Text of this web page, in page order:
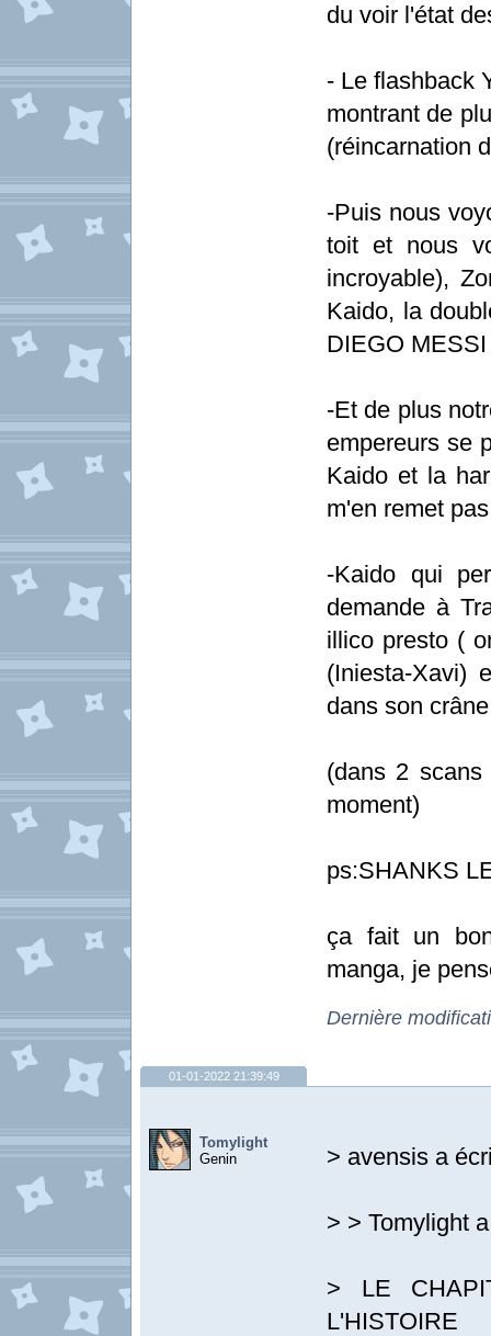
du voir l'état
- Le flashback
montrant de
(réincarnation
-Puis nous
toit et nous
incroyable),
Kaido, la
DIEGO
-Et de plus
empereurs se
Kaido et la
m'en remet
-Kaido qui
demande à
illico presto (
(Iniesta-Xavi)
dans son crâne
(dans 2
moment)
ps:SHANKS
ça fait un
manga, je
Dernière
01-01-2022 21:39:49
Tomylight
Genin
> avensis a
> > Tomylight
> LE
L'HISTOIRE